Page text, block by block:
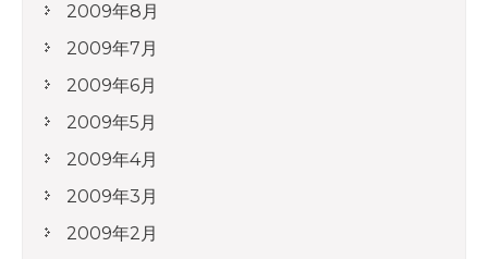
2009年8月
2009年7月
2009年6月
2009年5月
2009年4月
2009年3月
2009年2月